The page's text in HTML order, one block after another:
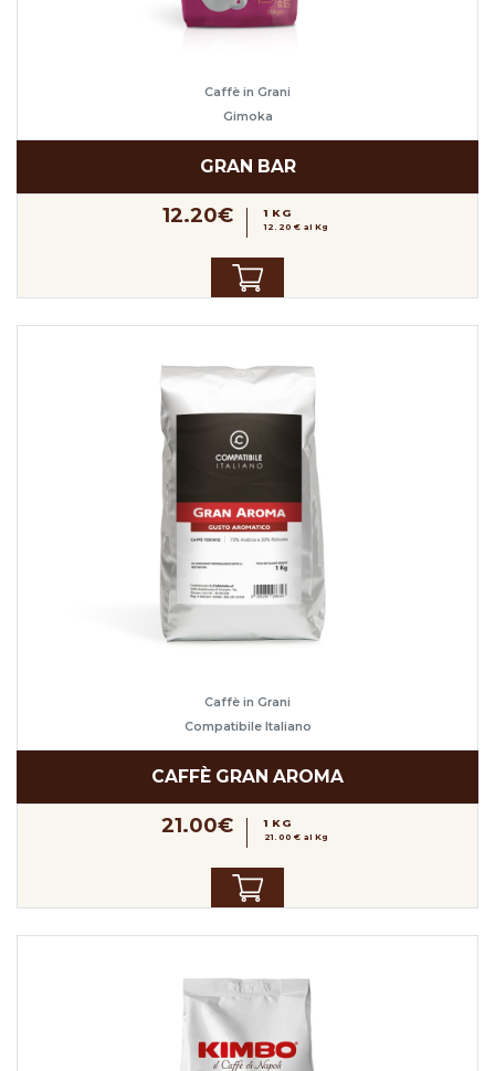
Caffè in Grani
Gimoka
GRAN BAR
12.20€ 1 KG
12.20 € al Kg
Caffè in Grani
Compatibile Italiano
CAFFÈ GRAN AROMA
21.00€ 1 KG
21.00 € al Kg